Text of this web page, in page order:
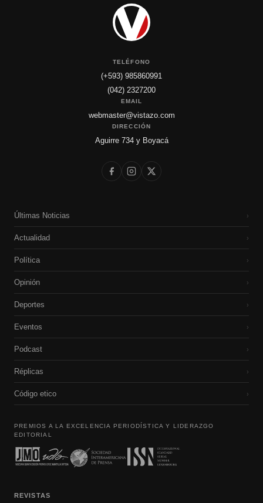
TELÉFONO
(+593) 985860991
(042) 2327200
EMAIL
webmaster@vistazo.com
DIRECCIÓN
Aguirre 734 y Boyacá
Últimas Noticias ›
Actualidad ›
Política ›
Opinión ›
Deportes ›
Eventos ›
Podcast ›
Réplicas ›
Código etico ›
PREMIOS A LA EXCELENCIA PERIODÍSTICA Y LIDERAZGO
EDITORIAL
REVISTAS